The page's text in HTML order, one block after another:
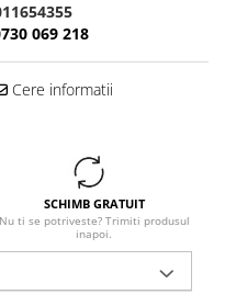
069 218
Cere informatii
SCHIMB GRATUIT
Nu ti se potriveste? Trimiti produsul
inapoi.